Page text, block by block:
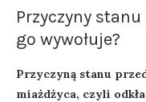
Przyczyny stanu
go wywołuje?
Przyczyną stanu
miażdżyca, czyli